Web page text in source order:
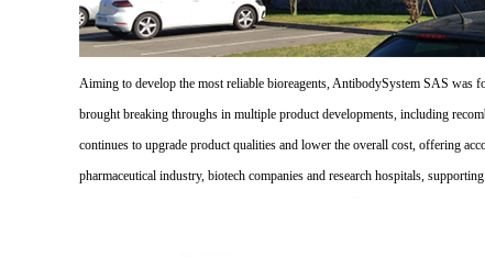
Aiming to develop the most reliable bioreagents, AntibodySystem SAS was
brought breaking throughs in multiple product developments, including
continues to upgrade product qualities and lower the overall cost, offering
pharmaceutical industry, biotech companies and research hospitals,